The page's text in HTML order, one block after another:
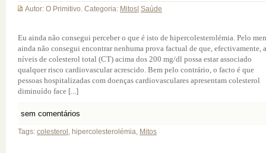
Autor: O Primitivo. Categoria: Mitos Saúde
Eu ainda não consegui perceber o que é isto de hipercolesterolémia. Pelo
ainda não consegui encontrar nenhuma prova factual de que, efectivamente, a
níveis de colesterol total (CT) acima dos 200 mg/dl possa estar associado
qualquer risco cardiovascular acrescido. Bem pelo contrário, o facto é que
pessoas hospitalizadas com doenças cardiovasculares apresentam colesterol
diminuído face [...]
sem comentários
Tags: colesterol , hipercolesterolémia, Mitos